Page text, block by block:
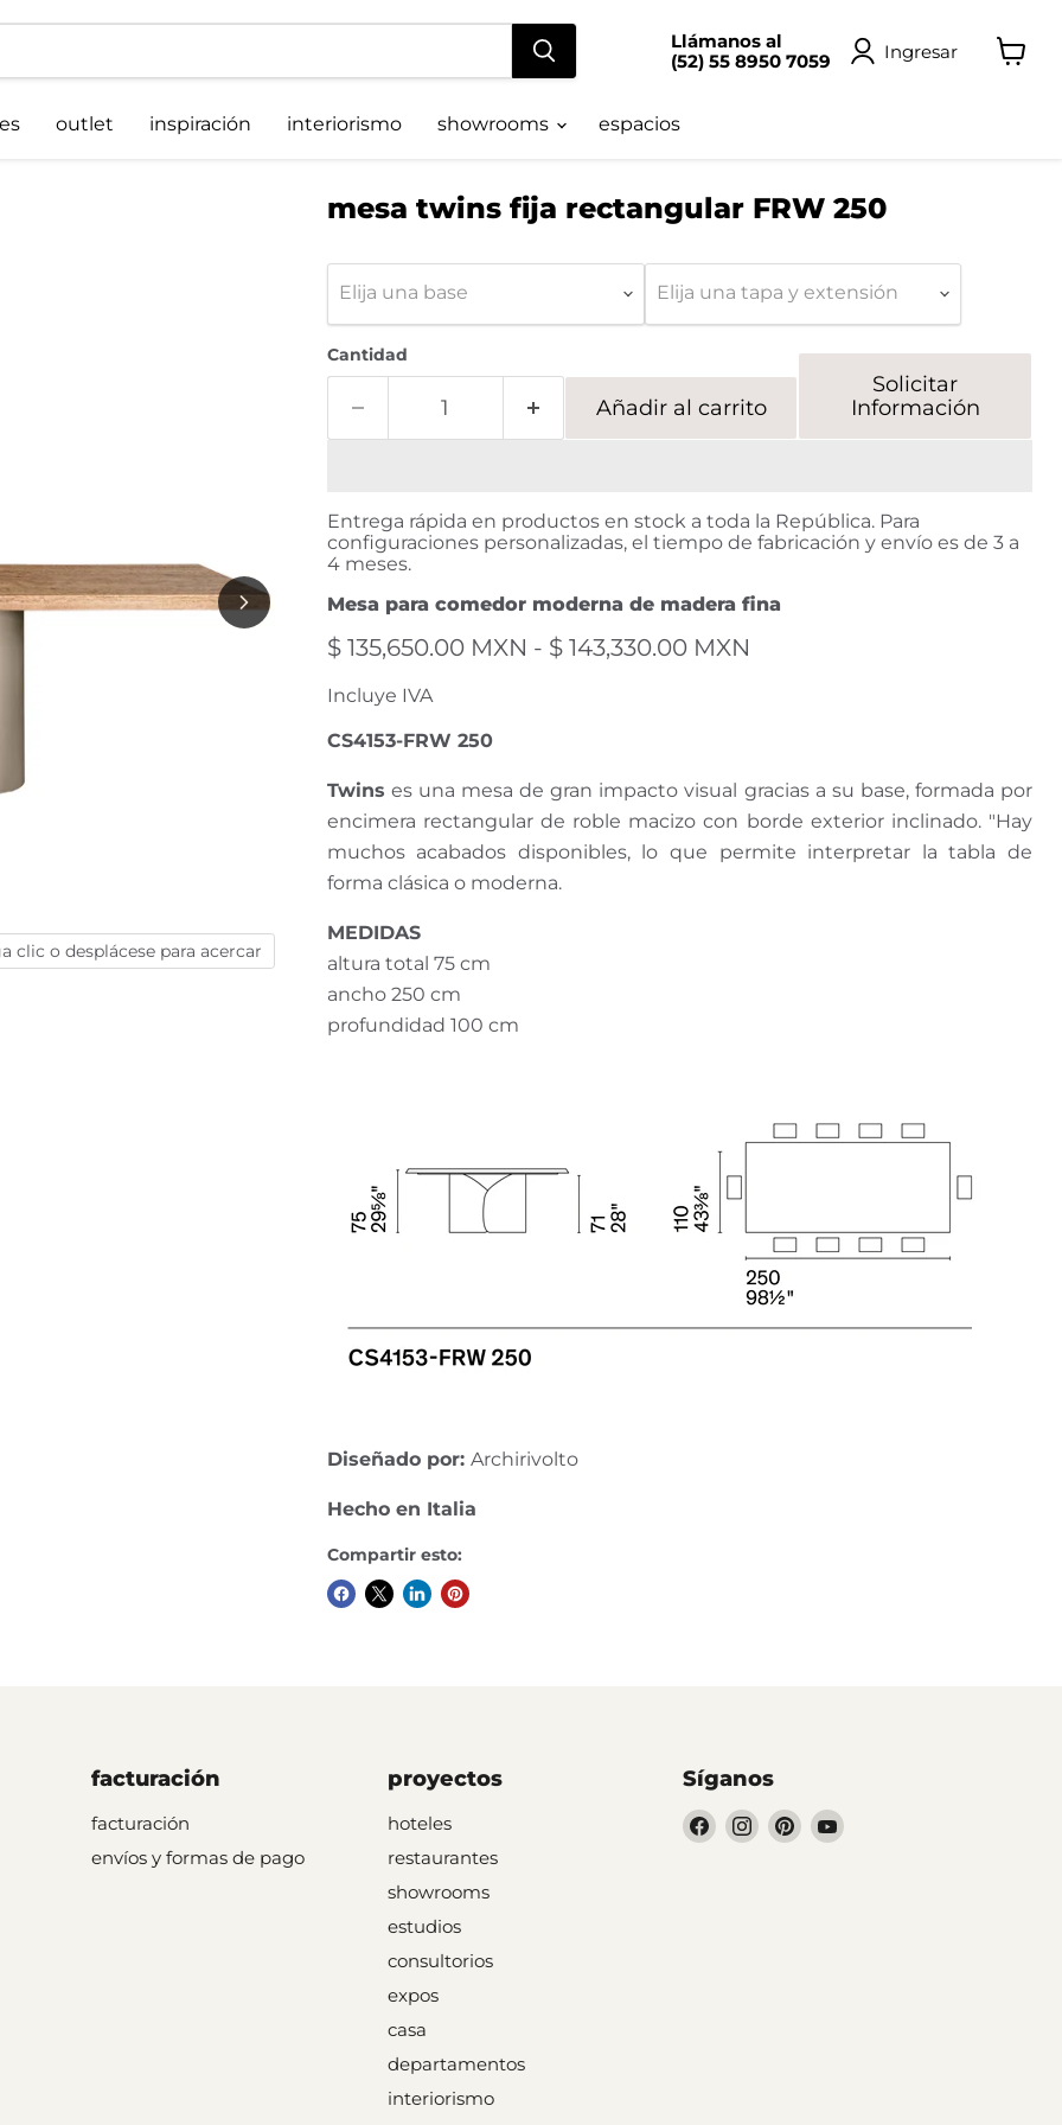
Llámanos al
(52) 55 8950 7059
Ingresar
outlet inspiración interiorismo showrooms espacios
clic o desplácese para acercar
mesa twins fija rectangular FRW 250
Elija una base Elija una tapa y extensión
Cantidad
Añadir al carrito
Solicitar
Información
Entrega rápida en productos en stock a toda la República. Para
configuraciones personalizadas, el tiempo de fabricación y envío es de 3 a
4 meses.
Mesa para comedor moderna de madera fina
$ 135,650.00 MXN - $ 143,330.00 MXN
Incluye IVA
CS4153-FRW 250
Twins es una mesa de gran impacto visual gracias a su base, formada por
encimera rectangular de roble macizo con borde exterior inclinado. "Hay
muchos acabados disponibles, lo que permite interpretar la tabla de
forma clásica o moderna.
MEDIDAS
altura total 75 cm
ancho 250 cm
profundidad 100 cm
Diseñado por: Archirivolto
Hecho en Italia
Compartir esto:
facturación
facturación
envíos y formas de pago
proyectos
hoteles
restaurantes
showrooms
estudios
consultorios
expos
casa
departamentos
interiorismo
Síganos
Encuéntrenos
Encuéntrenos
Encuéntrenos
Encuéntrenos